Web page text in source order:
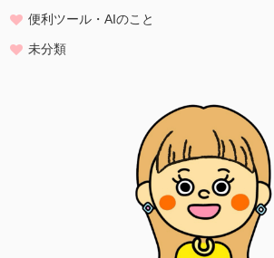
・各種のお問い合わせ対応
当方は、個人情報の漏洩、滅失、毀損等を防止
保護管理責任者を設置し、
十分な安全保護に努め、 また、個人情報を正確
保つよう、 お預かりした個人情報の適切な管理を
便利ツール・AIのこと
未分類